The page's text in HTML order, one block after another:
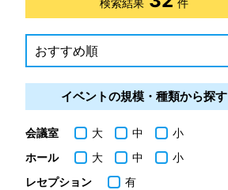
イベントの規模・種類から探す
会議室 大 中
小
ホール
大 中
小
レセプション
有